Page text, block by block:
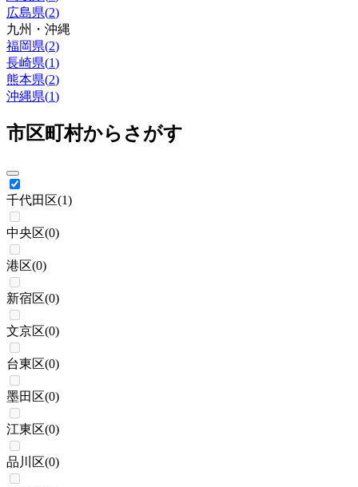
広島県(2)
九州・沖縄
福岡県(2)
長崎県(1)
熊本県(2)
沖縄県(1)
市区町村からさがす
千代田区(1)
中央区(0)
港区(0)
新宿区(0)
文京区(0)
台東区(0)
墨田区(0)
江東区(0)
品川区(0)